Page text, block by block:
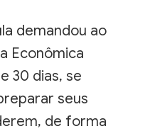
demandou ao
Econômica
30 dias, se
seus
de forma